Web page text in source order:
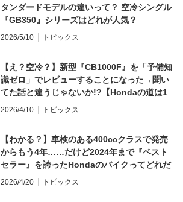
タンダードモデルの違いって？ 空冷シングル
『GB350』シリーズはどれが人気？
2026/5/10 トピックス
【え？空冷？】新型『CB1000F』を「予備知
識ゼロ」でレビューすることになった→聞い
てた話と違うじゃないか!?【Hondaの道は1
日にしてならず／CB1000F ①第一印象 編】
2026/4/10 トピックス
【わかる？】車検のある400ccクラスで発売
からもう4年……だけど2024年まで『ベスト
セラー』を誇ったHondaのバイクってどれだ
と思う？
2026/4/20 トピックス